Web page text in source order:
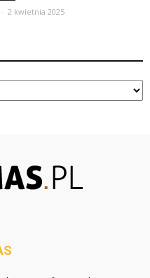
- 2 kwietnia 2025